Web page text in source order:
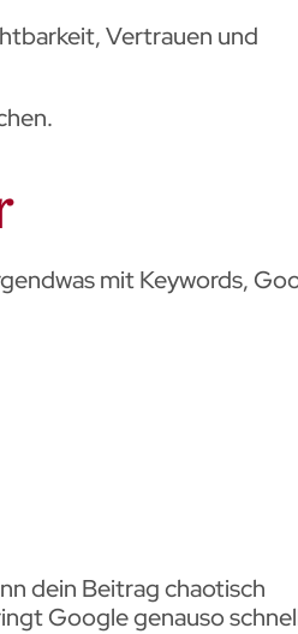
Vertrauen und
mit Keywords,
dein Beitrag chaotisch
Google genauso